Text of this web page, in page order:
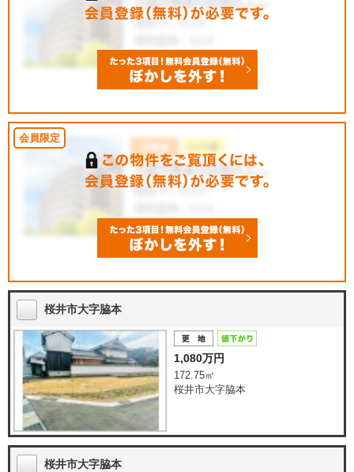
桜井市大字脇本
1,080万円
172.75㎡
桜井市大字脇本
桜井市大字脇本